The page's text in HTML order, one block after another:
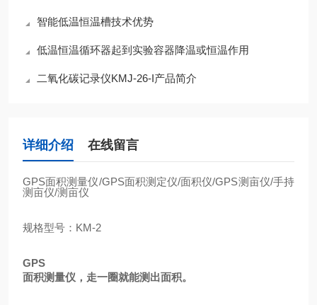
智能低温恒温槽技术优势
低温恒温循环器起到实验容器降温或恒温作用
二氧化碳记录仪KMJ-26-I产品简介
详细介绍 在线留言
GPS面积测量仪/GPS面积测定仪/面积仪/GPS测亩仪/手持
测亩仪/测亩仪
规格型号： KM-2
GPS
面积测量仪，走一圈就能测出面积。